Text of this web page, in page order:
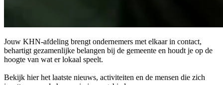
Jouw KHN-afdeling brengt ondernemers met elkaar in contact,
behartigt gezamenlijke belangen bij de gemeente en houdt je op de
hoogte van wat er lokaal speelt.
Bekijk hier het laatste nieuws, activiteiten en de mensen die zich